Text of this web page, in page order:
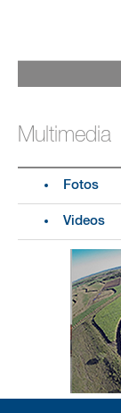
Multimedia
Fotos
Videos